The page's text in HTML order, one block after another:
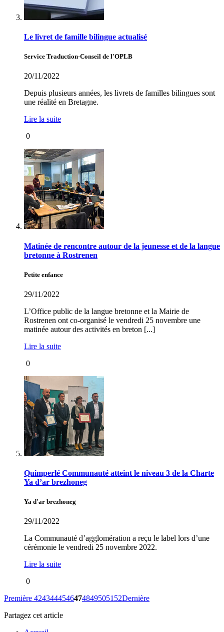
Le livret de famille bilingue actualisé
Service Traduction-Conseil de l'OPLB
20/11/2022
Depuis plusieurs années, les livrets de familles bilingues sont
une réalité en Bretagne.
Lire la suite
0
Matinée de rencontre autour de la jeunesse et de la langue
bretonne à Rostrenen
Petite enfance
29/11/2022
L’Office public de la langue bretonne et la Mairie de
Rostrenen ont co-organisé le vendredi 25 novembre une
matinée autour des activités en breton [...]
Lire la suite
0
Quimperlé Communauté atteint le niveau 3 de la Charte
Ya d’ar brezhoneg
Ya d'ar brezhoneg
29/11/2022
La Communauté d’agglomération a reçu le label lors d’une
cérémonie le vendredi 25 novembre 2022.
Lire la suite
0
Première 4243444546474849505152Dernière
Partagez cet article